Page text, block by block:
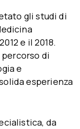
gli studi di
e il 2018.
di
e
esperienza
da